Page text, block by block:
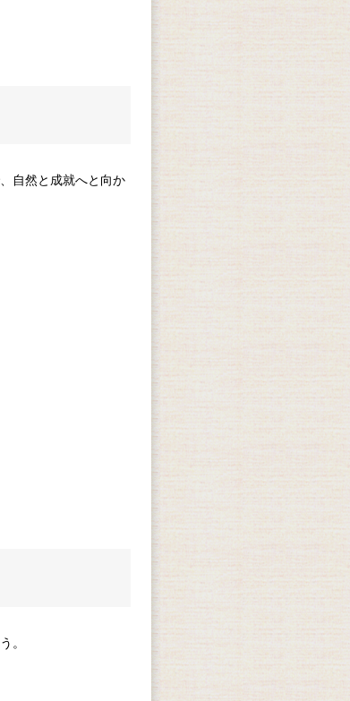
自然と成就へと向か
。